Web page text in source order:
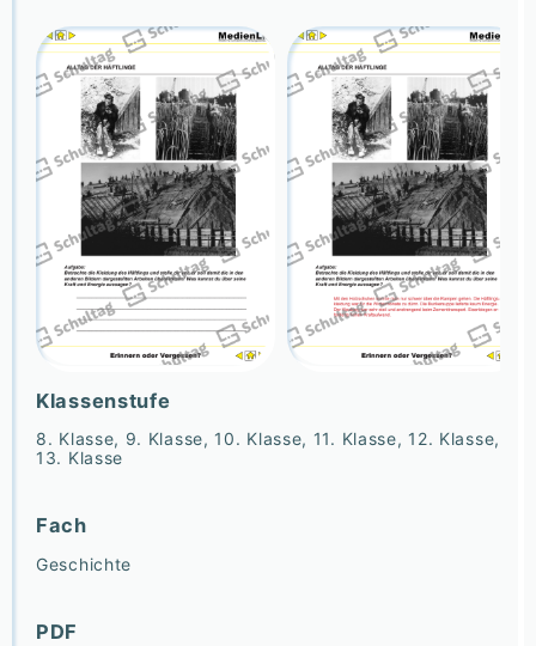
Klassenstufe
8. Klasse, 9. Klasse, 10. Klasse, 11. Klasse, 12. Klasse,
13. Klasse
Fach
Geschichte
PDF